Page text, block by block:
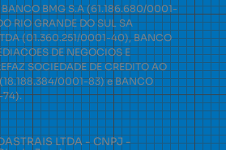
BMG S.A (61.186.680/0001-
RIO GRANDE DO SUL SA
(01.360.251/0001-40), BANCO
DE NEGOCIOS E
SOCIEDADE DE CREDITO AO
(18.188.384/0001-83) e BANCO
74).
LTDA - CNPJ -